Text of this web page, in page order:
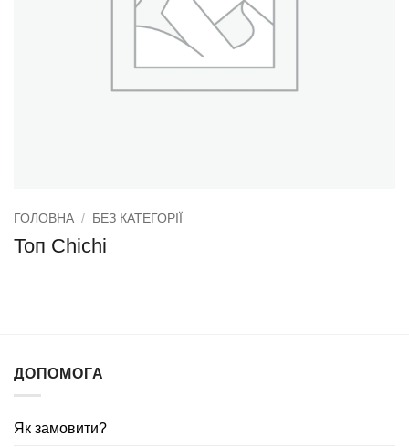
ГОЛОВНА / БЕЗ КАТЕГОРІЇ
Топ Chichi
ДОПОМОГА
Як замовити?